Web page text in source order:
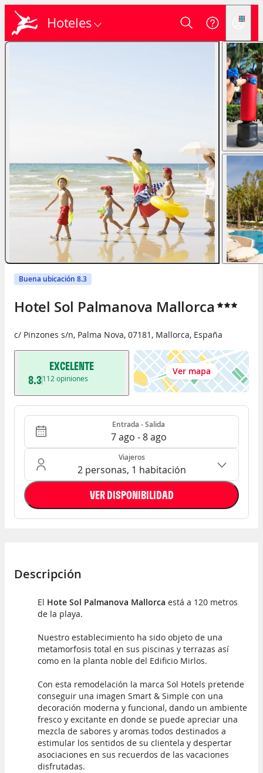
Hoteles
Buena ubicación 8.3
Hotel Sol Palmanova Mallorca
c/ Pinzones s/n, Palma Nova, 07181 , Mallorca, España
EXCELENTE
8.3112 opiniones
Ver mapa
Entrada - Salida Entrada - Salida
7 ago - 8 ago
Ocupación: 2 personas, 1 habitación
Viajeros
2 personas, 1 habitación
VER DISPONIBILIDAD
Descripción
El Hote Sol Palmanova Mallorca está a 120 metros
de la playa.
Nuestro establecimiento ha sido objeto de una
metamorfosis total en sus piscinas y terrazas así
como en la planta noble del Edificio Mirlos.
Con esta remodelación la marca Sol Hotels pretende
conseguir una imagen Smart & Simple con una
decoración moderna y funcional, dando un ambiente
fresco y excitante en donde se puede apreciar una
mezcla de sabores y aromas todos destinados a
estimular los sentidos de su clientela y despertar
asociaciones en sus recuerdos de las vacaciones
disfrutadas.